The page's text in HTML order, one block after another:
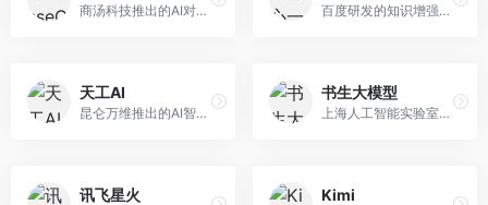
商汤科技推出的AI对话平台，结合计算机视觉和自然语言处理技术。面向企业用户和开发者，支持多模态交互，视觉理解能力强，适合智能客服和内容创作场景。 百度研发的知识增强大语言模型，深度融合百度知识图谱和搜索能力。面向中文用户，提供知识问答、文本创作、逻辑推理等服务，中文语境理解准确，知识覆盖面广。
天工AI
昆仑万维推出的AI智能助手，集成搜索、对话、创作等多种能力。面向普通用户和内容创作者，支持联网搜索、文本生成、图像理解等功能，响应速度快，免费使用。
书生大模型
上海人工智能实验室研发的开源大模型系列，支持多尺度和多模态。面向研究机构和开发者，开源生态完善，学术研究背景深厚，适合科研和定制开发。
讯飞星火 Kimi